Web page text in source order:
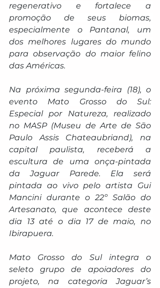
regenerativo e fortalece a
promoção de seus biomas,
especialmente o Pantanal, um
dos melhores lugares do mundo
para observação do maior felino
das Américas.
Na próxima segunda-feira (18), o
evento Mato Grosso do Sul:
Especial por Natureza, realizado
no MASP (Museu de Arte de São
Paulo Assis Chateaubriand), na
capital paulista, receberá a
escultura de uma onça-pintada
da Jaguar Parede. Ela será
pintada ao vivo pelo artista Gui
Mancini durante o 22º Salão do
Artesanato, que acontece deste
dia 13 até o dia 17 de maio, no
Ibirapuera.
Mato Grosso do Sul integra o
seleto grupo de apoiadores do
projeto, na categoria Jaguar’s